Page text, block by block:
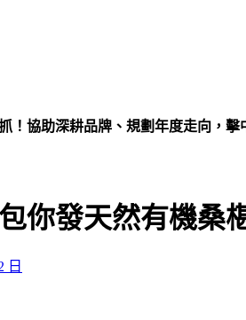
！協助深耕品牌、規劃年度走向，
你發天然有機桑
日